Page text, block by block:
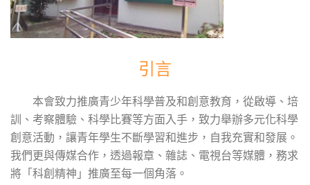
引言
本會致力推廣青少年科學普及和創意教育，從啟導、培
訓、考察體驗、科學比賽等方面入手，致力舉辦多元化科學
創意活動，讓青年學生不斷學習和進步，自我充實和發展。
我們更與傳媒合作，透過報章、雜誌、電視台等媒體，務求
將「科創精神」推廣至每一個角落。